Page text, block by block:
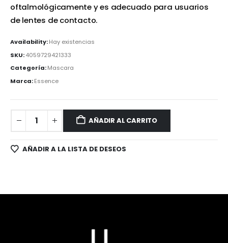
oftalmológicamente y es adecuado para usuarios
de lentes de contacto.
Availability:Hay existencias
SKU:4059729421333
Categoría:Mascara
Marca:Essence
AÑADIR AL CARRITO
AÑADIR A LA LISTA DE DESEOS